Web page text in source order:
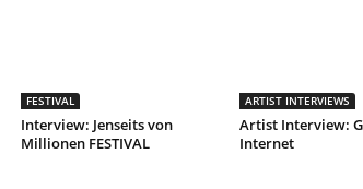
FESTIVAL
Interview: Jenseits von
Millionen FESTIVAL
ARTIST INTERVIEWS
Artist Interview:
Internet